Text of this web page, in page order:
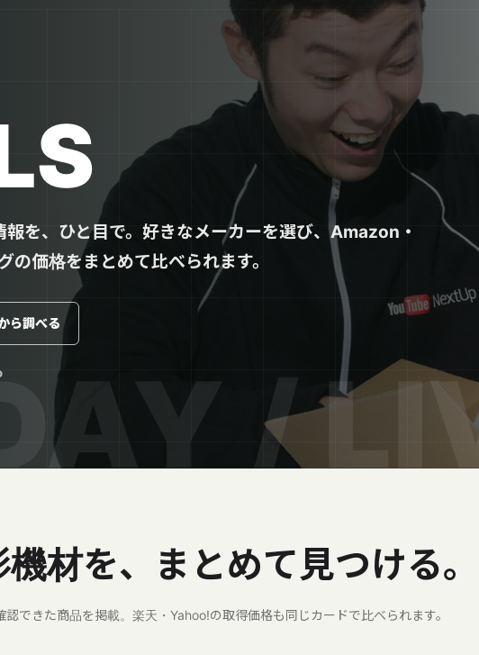
を、ひと目で。好きなメーカーを選び、Amazon・
価格をまとめて比べられます。
ら調べる
材を、まとめて見つける。
できた商品を掲載。楽天・Yahoo!の取得価格も同じカードで比べられます。